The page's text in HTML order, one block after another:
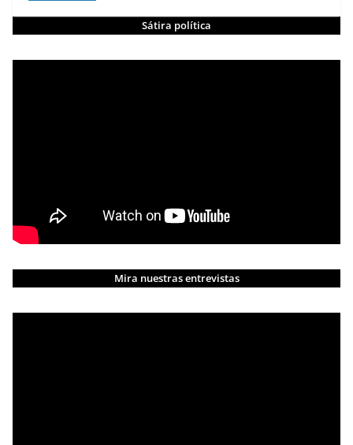
Sátira política
Mira nuestras entrevistas